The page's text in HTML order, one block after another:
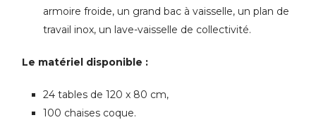
armoire froide, un grand bac à vaisselle, un plan de
travail inox, un lave-vaisselle de collectivité.
Le matériel disponible :
24 tables de 120 x 80 cm,
100 chaises coque.